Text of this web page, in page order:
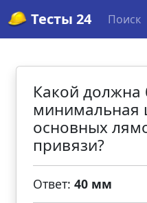
Тесты 24 Поиск
Какой должна
минимальная
основных
привязи?
Ответ: 40 мм